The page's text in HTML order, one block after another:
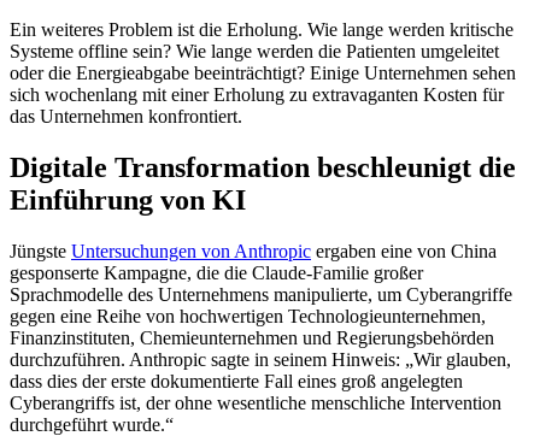
Ein weiteres Problem ist die Erholung. Wie lange werden kritische
Systeme offline sein? Wie lange werden die Patienten umgeleitet
oder die Energieabgabe beeinträchtigt? Einige Unternehmen sehen
sich wochenlang mit einer Erholung zu extravaganten Kosten für
das Unternehmen konfrontiert.
Digitale Transformation beschleunigt die
Einführung von KI
Jüngste Untersuchungen von Anthropic ergaben eine von China
gesponserte Kampagne, die die Claude-Familie großer
Sprachmodelle des Unternehmens manipulierte, um Cyberangriffe
gegen eine Reihe von hochwertigen Technologieunternehmen,
Finanzinstituten, Chemieunternehmen und Regierungsbehörden
durchzuführen. Anthropic sagte in seinem Hinweis: „Wir glauben,
dass dies der erste dokumentierte Fall eines groß angelegten
Cyberangriffs ist, der ohne wesentliche menschliche Intervention
durchgeführt wurde.“